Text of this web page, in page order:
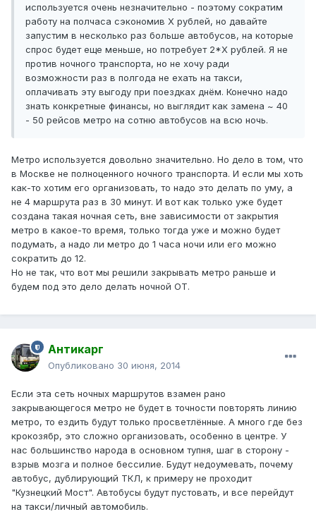
используется очень незначительно - поэтому сократим
работу на полчаса сэкономив Х рублей, но давайте
запустим в несколько раз больше автобусов, на которые
спрос будет еще меньше, но потребует 2*Х рублей. Я не
против ночного транспорта, но не хочу ради
возможности раз в полгода не ехать на такси,
оплачивать эту выгоду при поездках днём. Конечно надо
знать конкретные финансы, но выглядит как замена ~ 40
- 50 рейсов метро на сотню автобусов на всю ночь.
Метро используется довольно значительно. Но дело в том, что
в Москве не полноценного ночного транспорта. И если мы хоть
как-то хотим его организовать, то надо это делать по уму, а
не 4 маршрута раз в 30 минут. И вот как только уже будет
создана такая ночная сеть, вне зависимости от закрытия
метро в какое-то время, только тогда уже и можно будет
подумать, а надо ли метро до 1 часа ночи или его можно
сократить до 12.
Но не так, что вот мы решили закрывать метро раньше и
будем под это дело делать ночной ОТ.
Антикарг
Опубликовано 30 июня, 2014
Если эта сеть ночных маршрутов взамен рано
закрывающегося метро не будет в точности повторять линию
метро, то ездить будут только просветлённые. А много где без
крокозябр, это сложно организовать, особенно в центре. У
нас большинство народа в основном тупня, шаг в сторону -
взрыв мозга и полное бессилие. Будут недоумевать, почему
автобус, дублирующий ТКЛ, к примеру не проходит
"Кузнецкий Мост". Автобусы будут пустовать, и все перейдут
на такси/личный автомобиль.